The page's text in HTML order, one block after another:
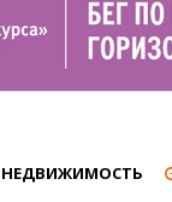
НЕДВИЖИМОСТЬ